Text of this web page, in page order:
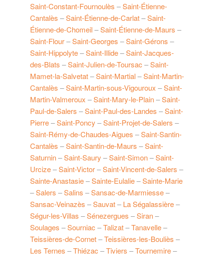
Saint-Constant-Fournoulès –Saint-Étienne-
Cantalès –Saint-Étienne-de-Carlat–Saint-
Étienne-de-Chomeil–Saint-Étienne-de-Maurs –
Saint-Flour–Saint-Georges –Saint-Gérons –
Saint-Hippolyte–Saint-Illide–Saint-Jacques-
des-Blats –Saint-Julien-de-Toursac –Saint-
Mamet-la-Salvetat–Saint-Martial–Saint-Martin-
Cantalès –Saint-Martin-sous-Vigouroux –Saint-
Martin-Valmeroux –Saint-Mary-le-Plain–Saint-
Paul-de-Salers –Saint-Paul-des-Landes –Saint-
Pierre–Saint-Poncy –Saint-Projet-de-Salers –
Saint-Rémy-de-Chaudes-Aigues –Saint-Santin-
Cantalès –Saint-Santin-de-Maurs –Saint-
Saturnin–Saint-Saury –Saint-Simon–Saint-
Urcize–Saint-Victor–Saint-Vincent-de-Salers –
Sainte-Anastasie–Sainte-Eulalie–Sainte-Marie
–Salers –Salins –Sansac-de-Marmiesse–
Sansac-Veinazès –Sauvat–La Ségalassière–
Ségur-les-Villas –Sénezergues –Siran–
Soulages –Sourniac –Talizat–Tanavelle–
Teissières-de-Cornet–Teissières-les-Bouliès –
Les Ternes –Thiézac –Tiviers –Tournemire–